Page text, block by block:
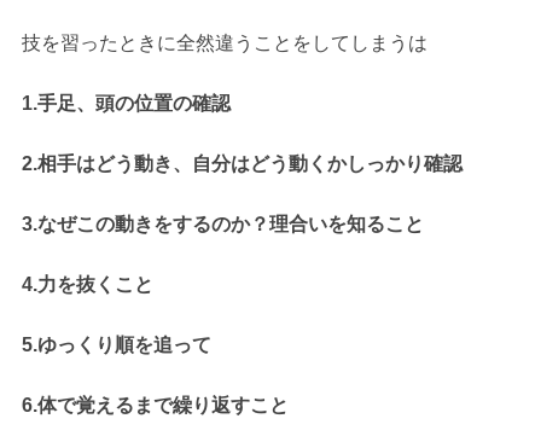
技を習ったときに全然違うことをしてしまうは
1.手足、頭の位置の確認
2.相手はどう動き、自分はどう動くかしっかり確認
3.なぜこの動きをするのか？理合いを知ること
4.力を抜くこと
5.ゆっくり順を追って
6.体で覚えるまで繰り返すこと